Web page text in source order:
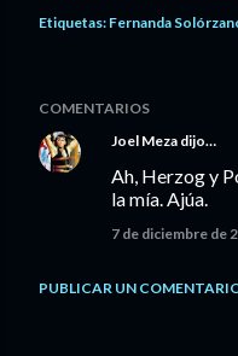
Etiquetas: Fernanda
COMENTARIOS
Joel Meza dijo…
Ah, Herzog y
la mía. Ajúa.
7 de diciembre de
PUBLICAR UN